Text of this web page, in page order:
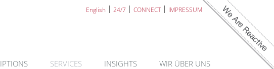
English 24/7 CONNECT IMPRESSUM
SERVICES INSIGHTS WIR ÜBER UNS